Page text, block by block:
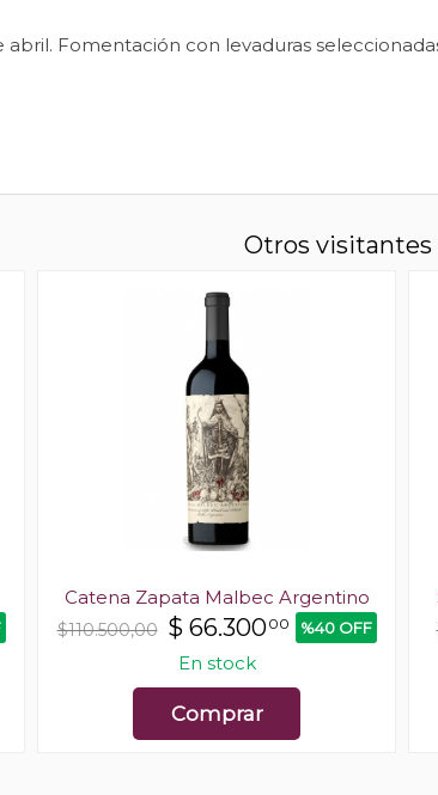
Fomentación con levaduras
Otros
Catena Zapata Malbec Argentino
$110.500,00 $ 66.30000 %40 OFF
En stock
Comprar